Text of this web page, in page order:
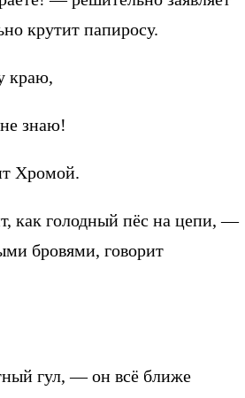
крутит папиросу.
краю,
знаю!
Хромой.
как голодный пёс на цепи, —
бровями, говорит
гул, — он всё ближе